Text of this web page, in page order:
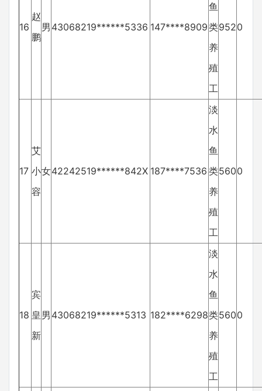
16
赵
鹏
男 43068219******5336 147****8909
鱼
类
养
殖
工
9520
17
艾
小
容
女42242519******842X 187****7536
淡
水
鱼
类
养
殖
工
5600
18
宾
皇
新
男 43068219******5313 182****6298
淡
水
鱼
类
养
殖
工
5600